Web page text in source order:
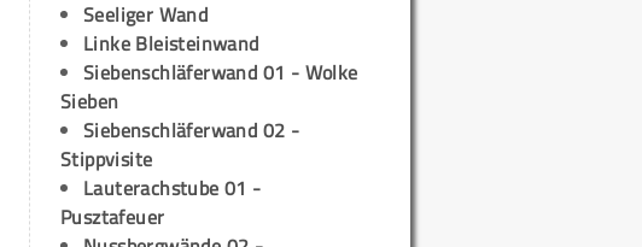
Seeliger Wand
Linke Bleisteinwand
Siebenschläferwand 01 - Wolke
Sieben
Siebenschläferwand 02 -
Stippvisite
Lauterachstube 01 -
Pusztafeuer